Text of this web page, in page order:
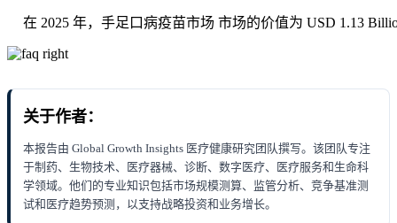
在 2025 年，手足口病疫苗市场 市场的价值为 USD 1.13
关于作者：
本报告由 Global Growth Insights 医疗健康研究团队撰写。该团队专注
于制药、生物技术、医疗器械、诊断、数字医疗、医疗服务和生命科
学领域。他们的专业知识包括市场规模测算、监管分析、竞争基准测
试和医疗趋势预测，以支持战略投资和业务增长。